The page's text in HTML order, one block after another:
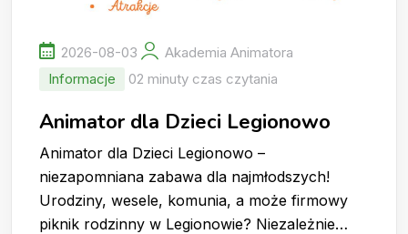
2026-08-03
Akademia Animatora
Informacje
02 minuty czas czytania
Animator dla Dzieci Legionowo
Animator dla Dzieci Legionowo –
niezapomniana zabawa dla najmłodszych!
Urodziny, wesele, komunia, a może firmowy
piknik rodzinny w Legionowie? Niezależnie…